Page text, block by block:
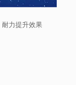
力提升效果